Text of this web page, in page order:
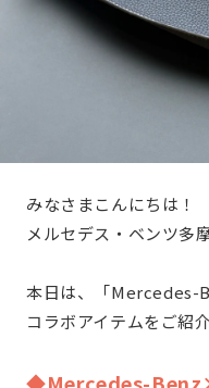
みなさまこんにちは！
メルセデス・ベンツ多
本日は、「Mercedes-
コラボアイテムをご紹